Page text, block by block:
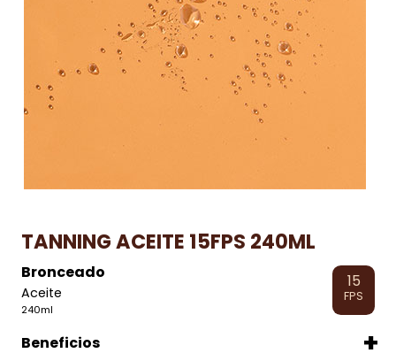
TANNING ACEITE 15FPS 240ML
Bronceado
Aceite
240ml
15
FPS
Beneficios